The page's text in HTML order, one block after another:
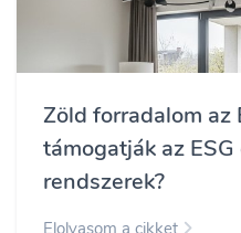
Zöld forradalom az
támogatják az
rendszerek?
Elolvasom a cikket